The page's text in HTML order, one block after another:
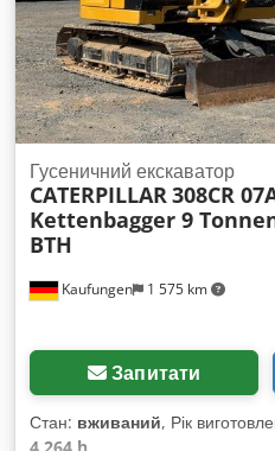
Kaufungen 1 575 km
Гусеничний екскаватор
CATERPILLAR308CR
Kettenbagger 9
BTH
Запитати
Стан: вживаний, Рік